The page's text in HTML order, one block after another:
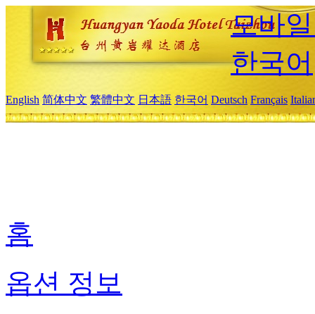
모바
한국어
English 简体中文 繁體中文 日本語 한국어 Deutsch Français
홈
옵션 정보